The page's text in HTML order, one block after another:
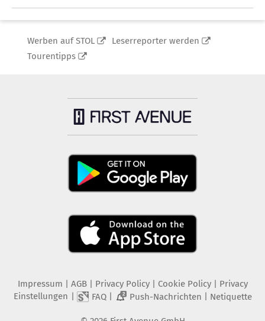
Werben auf STOL
Leserreporter werden
Tourentipps
Impressum | AGB | Privacy Policy| Cookie Policy| Privacy
Einstellungen | FAQ| 2 Push-Nachrichten | Netiquette